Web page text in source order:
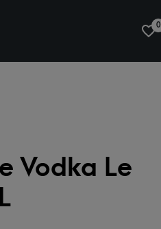
0
Vodka Le